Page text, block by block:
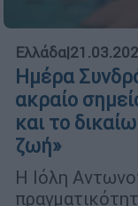
Ελλάδα|
Ημέρα
ακραίο
και το
ζωή»
Η Ιόλη